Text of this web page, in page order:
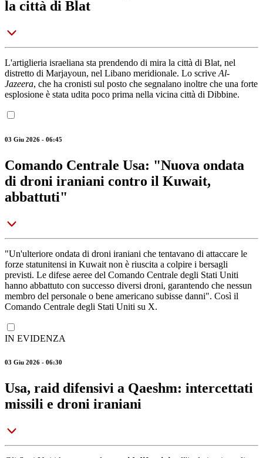
la città di Blat
L'artiglieria israeliana sta prendendo di mira la città di Blat, nel
distretto di Marjayoun, nel Libano meridionale. Lo scrive Al-
Jazeera, che ha cronisti sul posto che segnalano inoltre che una forte
esplosione è stata udita poco prima nella vicina città di Dibbine.
03 Giu 2026 - 06:45
Comando Centrale Usa: "Nuova ondata
di droni iraniani contro il Kuwait,
abbattuti"
"Un'ulteriore ondata di droni iraniani che tentavano di attaccare le
forze statunitensi in Kuwait non è riuscita a colpire i bersagli
previsti. Le difese aeree del Comando Centrale degli Stati Uniti
hanno abbattuto con successo diversi droni, garantendo che nessun
membro del personale o bene americano subisse danni". Così il
Comando Centrale degli Stati Uniti su X.
IN EVIDENZA
03 Giu 2026 - 06:30
Usa, raid difensivi a Qaeshm: intercettati
missili e droni iraniani